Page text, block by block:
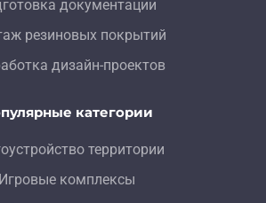
документации
резиновых покрытий
дизайн-проектов
категории
территории
Игровые комплексы